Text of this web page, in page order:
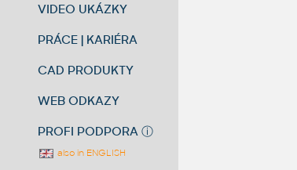
VIDEO UKÁZKY
PRÁCE | KARIÉRA
CAD PRODUKTY
WEB ODKAZY
PROFI PODPORA ⓘ
also in ENGLISH